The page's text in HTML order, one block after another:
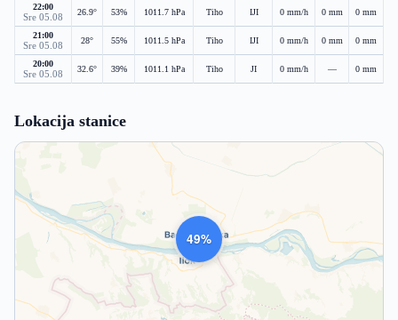
22:00
Sre 05.08 26.9° 53% 1011.7 hPa Tiho IJI 0 mm/h 0 mm 0 mm
21:00
Sre 05.08 28° 55% 1011.5 hPa Tiho IJI 0 mm/h 0 mm 0 mm
20:00
Sre 05.08 32.6° 39% 1011.1 hPa Tiho JI 0 mm/h — 0 mm
Lokacija stanice
1010